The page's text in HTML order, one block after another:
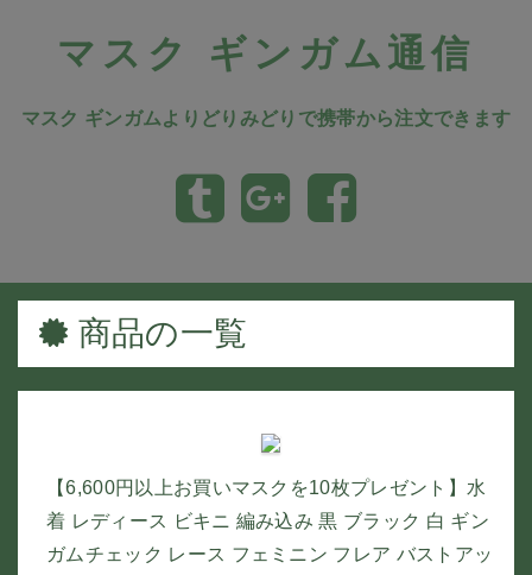
マスク ギンガム通信
マスク ギンガムよりどりみどりで携帯から注文できます
商品の一覧
【6,600円以上お買いマスクを10枚プレゼント】水
着 レディース ビキニ 編み込み 黒 ブラック 白 ギン
ガムチェック レース フェミニン フレア バストアッ